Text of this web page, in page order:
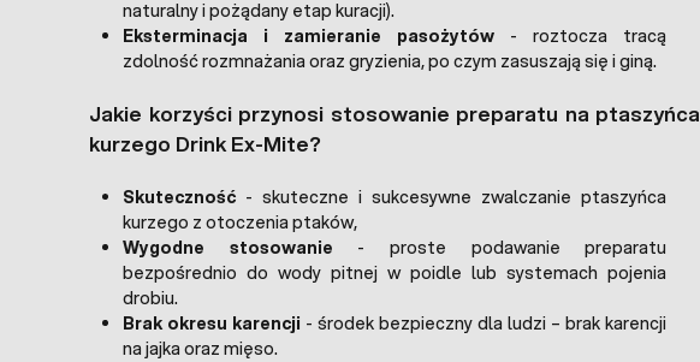
naturalny i pożądany etap kuracji).
Eksterminacja i zamieranie pasożytów - roztocza tracą
zdolność rozmnażania oraz gryzienia, po czym zasuszają się i giną.
Jakie korzyści przynosi stosowanie preparatu na ptaszyńca
kurzego Drink Ex-Mite?
Skuteczność - skuteczne i sukcesywne zwalczanie ptaszyńca
kurzego z otoczenia ptaków,
Wygodne stosowanie - proste podawanie preparatu
bezpośrednio do wody pitnej w poidle lub systemach pojenia
drobiu.
Brak okresu karencji - środek bezpieczny dla ludzi – brak karencji
na jajka oraz mięso.